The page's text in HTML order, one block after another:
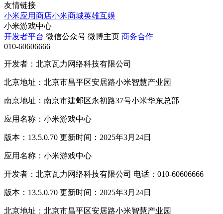
友情链接
小米应用商店小米商城英雄互娱
小米游戏中心
开发者平台 微信公众号 微博主页 商务合作
010-60606666
开发者：北京瓦力网络科技有限公司
北京地址：北京市昌平区安居路小米智慧产业园
南京地址：南京市建邺区永初路37号小米华东总部
应用名称：小米游戏中心
版本：13.5.0.70 更新时间：2025年3月24日
应用名称：小米游戏中心
开发者：北京瓦力网络科技有限公司 电话：010-60606666
版本：13.5.0.70 更新时间：2025年3月24日
北京地址：北京市昌平区安居路小米智慧产业园